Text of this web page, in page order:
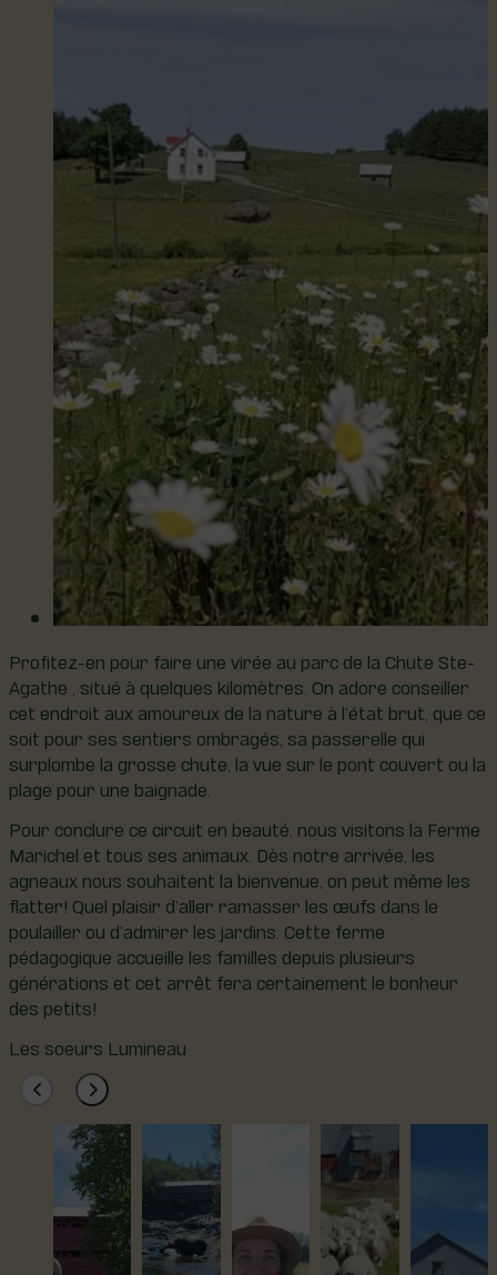
Profitez-en pour faire une virée au parc de la Chute Ste-
Agathe , situé à quelques kilomètres. On adore conseiller
cet endroit aux amoureux de la nature à l’état brut, que ce
soit pour ses sentiers ombragés, sa passerelle qui
surplombe la grosse chute, la vue sur le pont couvert ou la
plage pour une baignade.
Pour conclure ce circuit en beauté, nous visitons la Ferme
Marichel et tous ses animaux. Dès notre arrivée, les
agneaux nous souhaitent la bienvenue, on peut même les
flatter! Quel plaisir d’aller ramasser les œufs dans le
poulailler ou d’admirer les jardins. Cette ferme
pédagogique accueille les familles depuis plusieurs
générations et cet arrêt fera certainement le bonheur
des petits!
Les soeurs Lumineau